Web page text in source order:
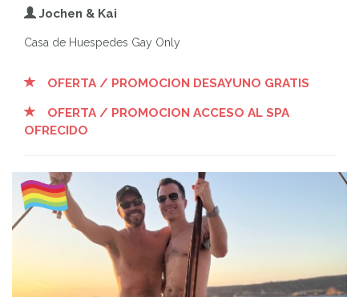
Jochen & Kai
Casa de Huespedes Gay Only
OFERTA / PROMOCION DESAYUNO GRATIS
OFERTA / PROMOCION ACCESO AL SPA
OFRECIDO